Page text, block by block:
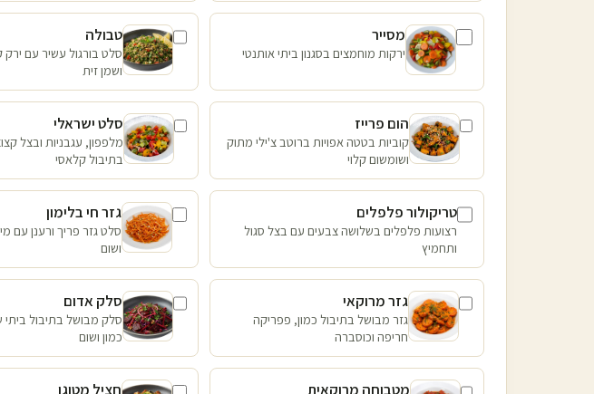
מסייר
ירקות מוחמצים בסגנון ביתי אותנטי
טבולה
סלט בורגול עשיר עם ירק
ושמן זית
הום פרייז
קוביות בטטה אפויות ברוטב צ'ילי מתוק
ושומשום קלוי
סלט ישראלי
מלפפון, עגבניות ובצל
בתיבול קלאסי
טריקולור פלפלים
רצועות פלפלים בשלושה צבעים עם בצל סגול
ותחמיץ
גזר חי בלימון
סלט גזר פריך ורענן עם
ושום
גזר מרוקאי
גזר מבושל בתיבול כמון, פפריקה
חריפה וכוסברה
סלק אדום
סלק מבושל בתיבול
כמון ושום
מטבוחה מרוקאית חציל מטוגן